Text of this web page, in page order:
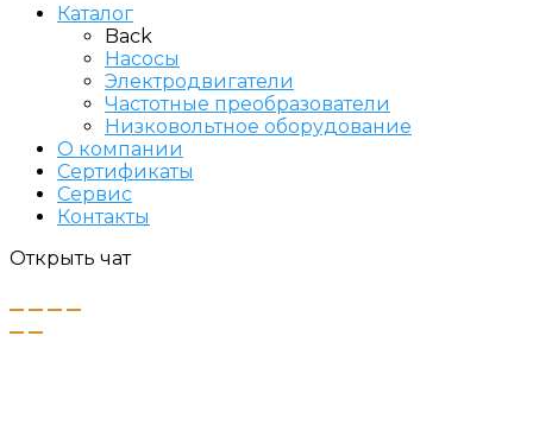
Каталог
Back
Насосы
Электродвигатели
Частотные преобразователи
Низковольтное оборудование
О компании
Сертификаты
Сервис
Контакты
Открыть чат